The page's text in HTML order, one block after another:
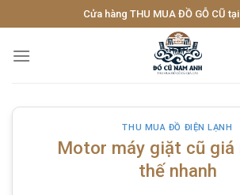
to
content
Cửa hàng THU MUA ĐỒ GỖ CŨ
THU MUA ĐỒ ĐIỆN LẠNH
Motor máy giặt cũ giá
thế nhanh